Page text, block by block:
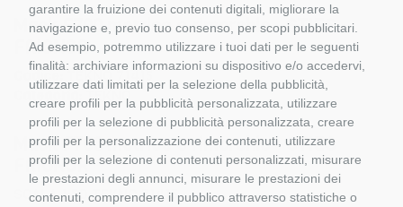
garantire la fruizione dei contenuti digitali, migliorare la
navigazione e, previo tuo consenso, per scopi pubblicitari.
Ad esempio, potremmo utilizzare i tuoi dati per le seguenti
finalità: archiviare informazioni su dispositivo e/o accedervi,
utilizzare dati limitati per la selezione della pubblicità,
creare profili per la pubblicità personalizzata, utilizzare
profili per la selezione di pubblicità personalizzata, creare
profili per la personalizzazione dei contenuti, utilizzare
profili per la selezione di contenuti personalizzati, misurare
le prestazioni degli annunci, misurare le prestazioni dei
contenuti, comprendere il pubblico attraverso statistiche o
Mack F700 motrice e rimorchio - STIES
FRIONOR
Codice:TEKNO 71415
TEKNO
Mack F700 motrice e rimorchio - STIES
FRIONOR
SCALA 1:5O TEKNO 71415